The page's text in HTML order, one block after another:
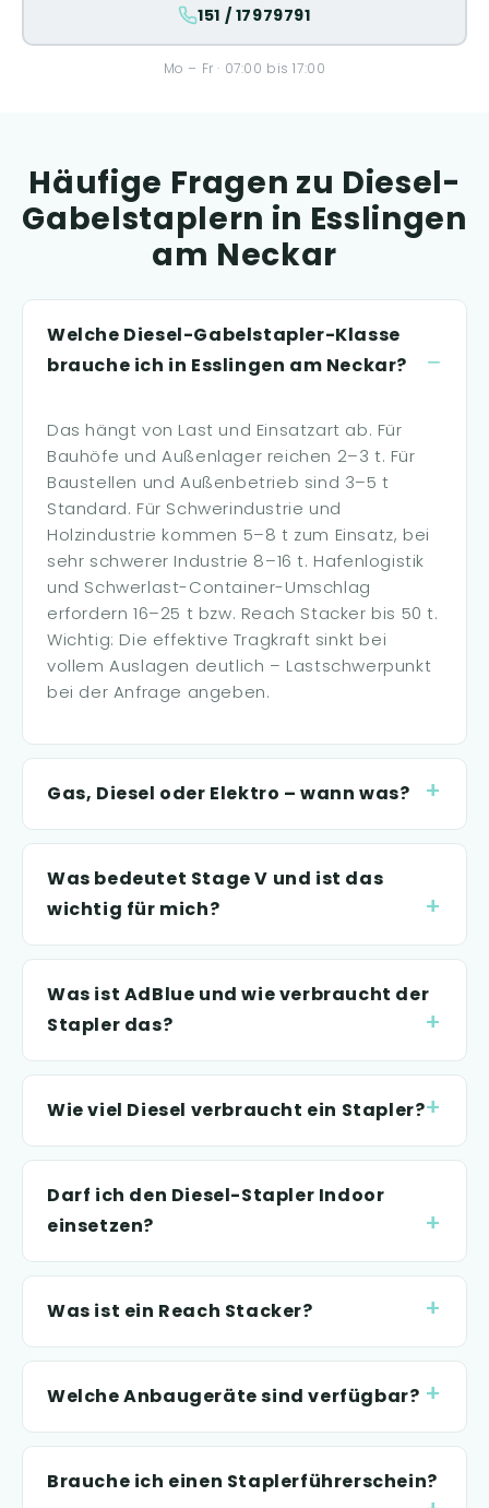
151 / 17979791
Mo – Fr · 07:00 bis 17:00
Häufige Fragen zu Diesel-
Gabelstaplern in Esslingen
am Neckar
Welche Diesel-Gabelstapler-Klasse
brauche ich in Esslingen am Neckar?
Das hängt von Last und Einsatzart ab. Für
Bauhöfe und Außenlager reichen 2–3 t. Für
Baustellen und Außenbetrieb sind 3–5 t
Standard. Für Schwerindustrie und
Holzindustrie kommen 5–8 t zum Einsatz, bei
sehr schwerer Industrie 8–16 t. Hafenlogistik
und Schwerlast-Container-Umschlag
erfordern 16–25 t bzw. Reach Stacker bis 50 t.
Wichtig: Die effektive Tragkraft sinkt bei
vollem Auslagen deutlich – Lastschwerpunkt
bei der Anfrage angeben.
Gas, Diesel oder Elektro – wann was?
Was bedeutet Stage V und ist das
wichtig für mich?
Was ist AdBlue und wie verbraucht der
Stapler das?
Wie viel Diesel verbraucht ein Stapler?
Darf ich den Diesel-Stapler Indoor
einsetzen?
Was ist ein Reach Stacker?
Welche Anbaugeräte sind verfügbar?
Brauche ich einen Staplerführerschein?